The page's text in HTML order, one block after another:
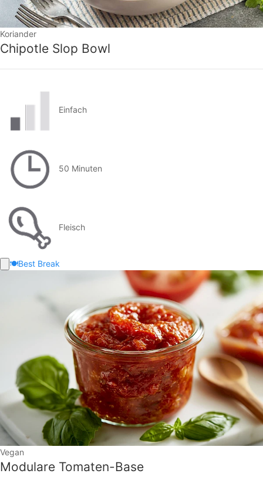
Koriander
Chipotle Slop Bowl
Einfach
50 Minuten
Fleisch
🍽️Best Break
Vegan
Modulare Tomaten-Base